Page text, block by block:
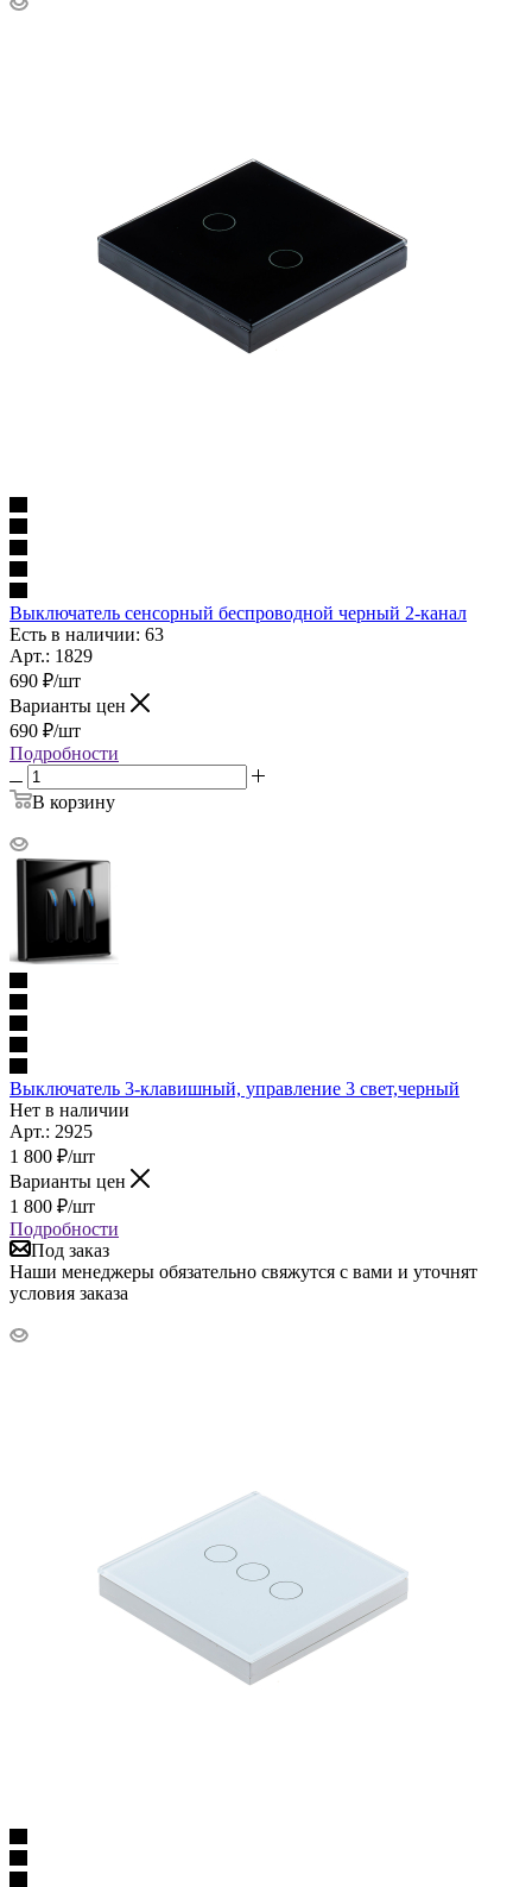
Выключатель сенсорный беспроводной черный 2-канал
Есть в наличии: 63
Арт.: 1829
690 ₽/шт
Варианты цен
690 ₽/шт
Подробности
В корзину
Выключатель 3-клавишный, управление 3 свет,черный
Нет в наличии
Арт.: 2925
1 800 ₽/шт
Варианты цен
1 800 ₽/шт
Подробности
Под заказ
Наши менеджеры обязательно свяжутся с вами и уточнят
условия заказа